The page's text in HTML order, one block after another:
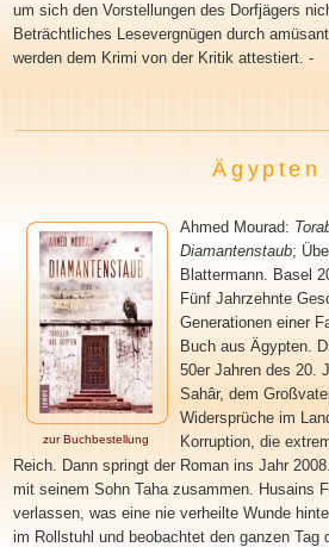
um sich den Vorstellungen des Dorfjägers
Beträchtliches Lesevergnügen durch
werden dem Krimi von der Kritik attestiert. -
Ägypten
zur Buchbestellung
Ahmed Mourad:
Diamantenstaub;
Blattermann. Basel
Fünf Jahrzehnte
Generationen einer
Buch aus Ägypten.
50er Jahren des 20.
Sahâr, dem
Widersprüche im
Korruption, die
Reich. Dann springt der Roman ins Jahr
mit seinem Sohn Taha zusammen. Husains
verlassen, was eine nie verheilte Wunde
im Rollstuhl und beobachtet den ganzen Tag